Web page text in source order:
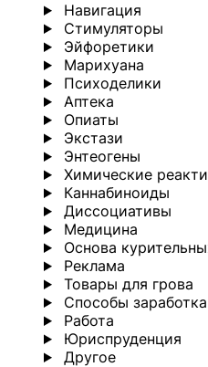
Навигация
Стимуляторы
Эйфоретики
Марихуана
Психоделики
Аптека
Опиаты
Экстази
Энтеогены
Химические
Каннабиноиды
Диссоциативы
Медицина
Основа
Реклама
Товары для грова
Способы заработка
Работа
Юриспруденция
Другoе